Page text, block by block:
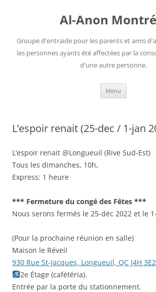
Al-Anon
Groupe d'entraide pour les parents et amis
les personnes ayants été affectées par la
d'une autre personne.
Menu
L’espoir renait (25-dec / 1-jan
L’espoir renait @Longueuil (Rive Sud-Est)
Tous les dimanches, 10h,
Express: 1 heure
*** Fermeture du congé des Fêtes ***
Nous serons fermés le 25-déc 2022 et le
(Pour la prochaine réunion en salle)
Maison le Réveil
930 Rue St-Jacques, Longueuil, QC J4H 3E2
2e Étage (cafétéria).
Entrée par la porte du stationnement.